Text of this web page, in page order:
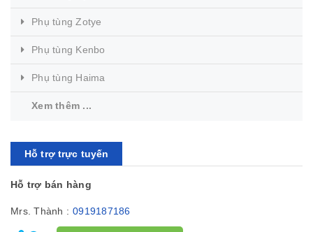
Phụ tùng Zotye
Phụ tùng Kenbo
Phụ tùng Haima
Xem thêm ...
Hỗ trợ trực tuyến
Hỗ trợ bán hàng
Mrs. Thành : 0919187186